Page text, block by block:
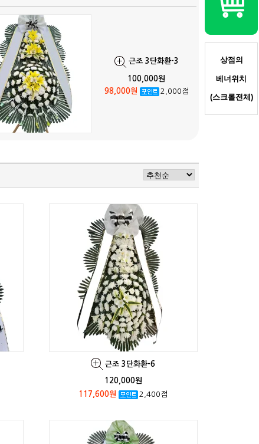
근조 3단화환-3
100,000원
98,000원
2,000점
근조 3단화환-6
120,000원
117,600원
2,400점
상점의
베너위치
(스크롤전체 )